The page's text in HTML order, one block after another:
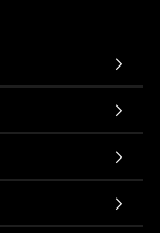



